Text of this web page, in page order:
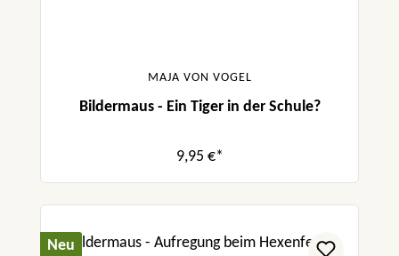
MAJA VON VOGEL
Bildermaus - Ein Tiger in der Schule?
9,95 €*
Neu